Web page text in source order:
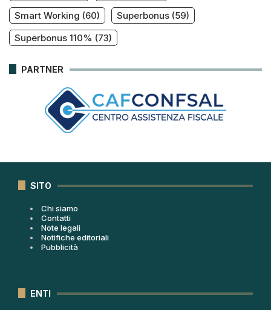
Smart Working (60) Superbonus (59)
Superbonus 110% (73)
PARTNER
SITO
Chi siamo
Contatti
Note legali
Notifiche editoriali
Pubblicità
ENTI